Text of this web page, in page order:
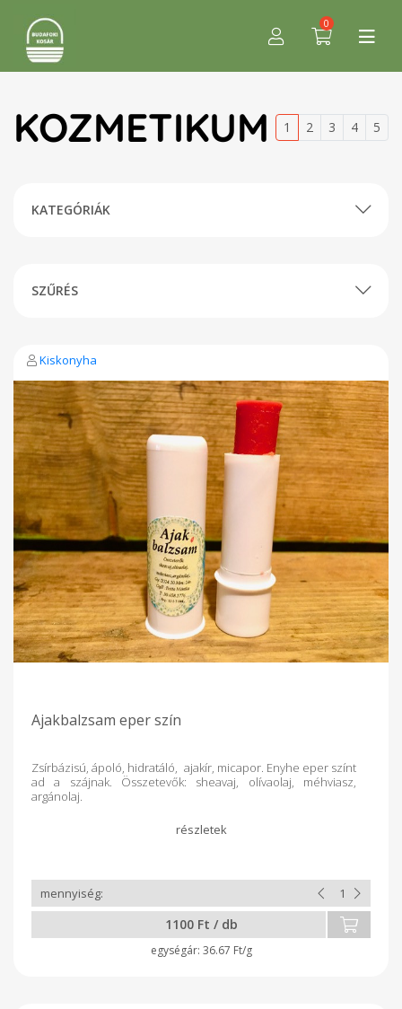
0
KOZMETIKUM 1 2 3 4 5
KATEGÓRIÁK
SZŰRÉS
Kiskonyha
Ajakbalzsam eper szín
Zsírbázisú, ápoló, hidratáló, ajakír, micapor. Enyhe eper színt
ad a szájnak. Összetevők: sheavaj, olívaolaj, méhviasz,
argánolaj.
1100 Ft / db
36.67 Ft/g